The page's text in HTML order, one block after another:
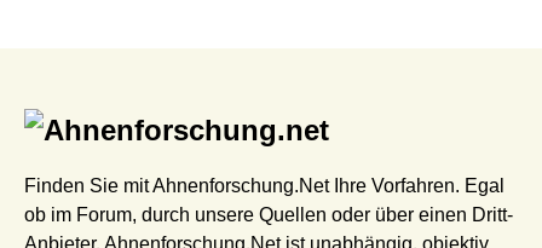
Finden Sie mit Ahnenforschung.Net Ihre Vorfahren. Egal
ob im Forum, durch unsere Quellen oder über einen Dritt-
Anbieter. Ahnenforschung.Net ist unabhängig, objektiv